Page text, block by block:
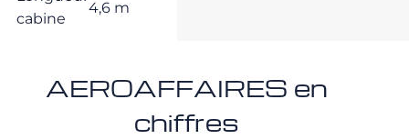
cabine
4,6 m
AEROAFFAIRES en
chiffres